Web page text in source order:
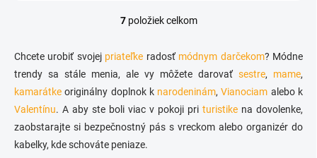
O
l
d
a
c
i
e
7položiek celkom
Chcete urobiť svojej priateľke radosť módnym darčekom? Módne
trendy sa stále menia, ale vy môžete darovať sestre, mame,
kamarátke originálny doplnok k narodeninám,Vianociam alebo k
Valentínu. A aby ste boli viac v pokoji pri turistike na dovolenke,
zaobstarajte si bezpečnostný pás s vreckom alebo organizér do
kabelky, kde schováte peniaze.